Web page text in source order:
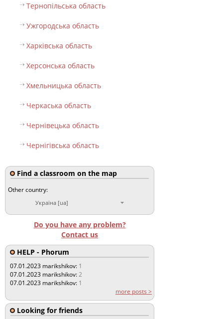
Тернопільська область
Ужгородська область
Харківська область
Херсонська область
Хмельницька область
Черкаська область
Чернівецька область
Чернігівська область
Find a classroom on the map
Other country:
Україна [ua]
Do you have any problem?
Contact us
HELP - Phorum
07.01.2023 marikshikov: 1
07.01.2023 marikshikov:2
07.01.2023 marikshikov: 1
more posts >
Looking for friends